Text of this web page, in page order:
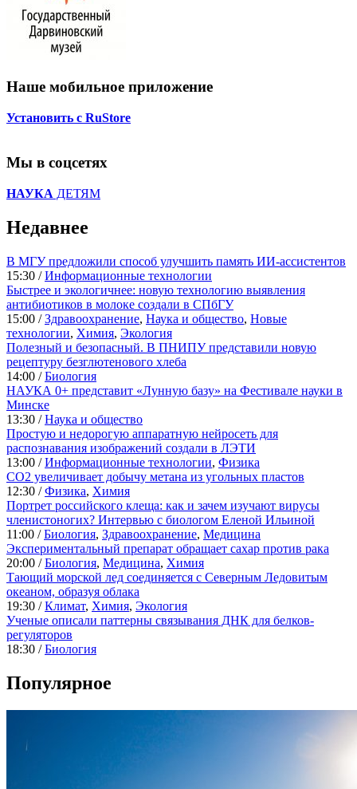
Наше мобильное приложение
Установить с RuStore
Мы в соцсетях
НАУКА ДЕТЯМ
Недавнее
В МГУ предложили способ улучшить память ИИ-ассистентов
15:30 /Информационные технологии
Быстрее и экологичнее: новую технологию выявления
антибиотиков в молоке создали в СПбГУ
15:00 /Здравоохранение, Наука и общество, Новые
технологии, Химия, Экология
Полезный и безопасный. В ПНИПУ представили новую
рецептуру безглютенового хлеба
14:00 /Биология
НАУКА 0+ представит «Лунную базу» на Фестивале науки в
Минске
13:30 /Наука и общество
Простую и недорогую аппаратную нейросеть для
распознавания изображений создали в ЛЭТИ
13:00 /Информационные технологии, Физика
CO2 увеличивает добычу метана из угольных пластов
12:30 /Физика, Химия
Портрет российского клеща: как и зачем изучают вирусы
членистоногих? Интервью с биологом Еленой Ильиной
11:00 /Биология, Здравоохранение, Медицина
Экспериментальный препарат обращает сахар против рака
20:00 /Биология, Медицина, Химия
Тающий морской лед соединяется с Северным Ледовитым
океаном, образуя облака
19:30 /Климат, Химия, Экология
Ученые описали паттерны связывания ДНК для белков-
регуляторов
18:30 /Биология
Популярное